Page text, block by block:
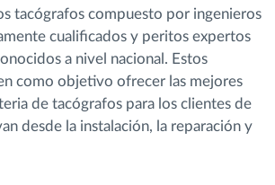
las características
ayudar en el control de la
flota?
tacógrafos compuesto por ingenieros
cualificados y peritos expertos
a nivel nacional. Estos
como objetivo ofrecer las mejores
de tacógrafos para los clientes de
desde la instalación, la reparación y